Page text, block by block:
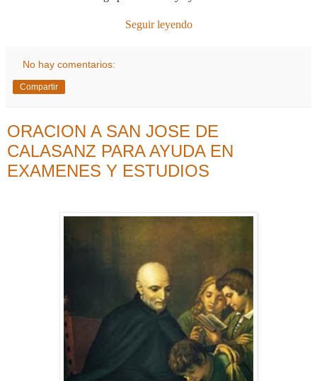
Seguir leyendo
No hay comentarios:
Compartir
ORACION A SAN JOSE DE
CALASANZ PARA AYUDA EN
EXAMENES Y ESTUDIOS